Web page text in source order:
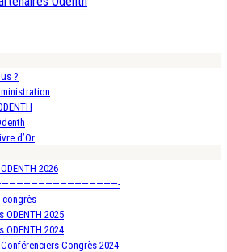
?
d’Or
2026
congrès
ODENTH 2025
ODENTH 2024
Conférenciers Congrès 2024